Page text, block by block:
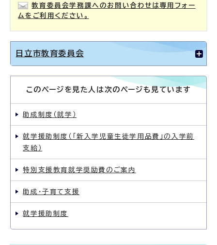
教育委員会学務課へのお問い合わせは専用フォー
ムをご利用ください。
日立市教育委員会
このページを見た人は次のページも見ています
助成制度（就学）
就学援助制度（「新入学児童生徒学用品費」の入学前
支給）
特別支援教育就学奨励費のご案内
助成・子育て支援
就学援助制度